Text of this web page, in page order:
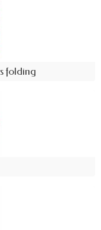
folding